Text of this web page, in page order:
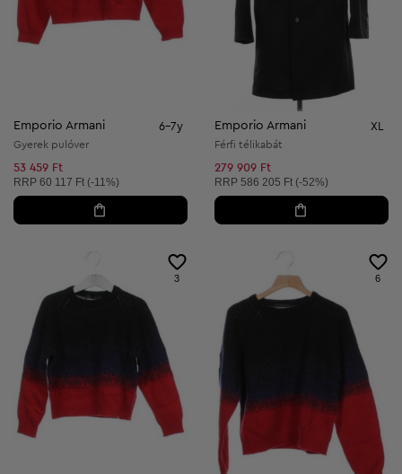
Emporio Armani 6-7y
Gyerek pulóver
53 459 Ft
Ajánlott ár:
RRP 60 117 Ft (-11%)
Emporio Armani XL
Férfi télikabát
279 909 Ft
Ajánlott ár:
RRP 586 205 Ft (-52%)
3 6